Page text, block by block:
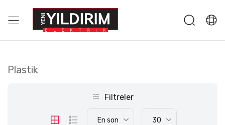
Plastik
Filtreler
En son 30